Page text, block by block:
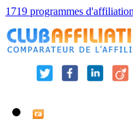
1719 programmes d'affiliation